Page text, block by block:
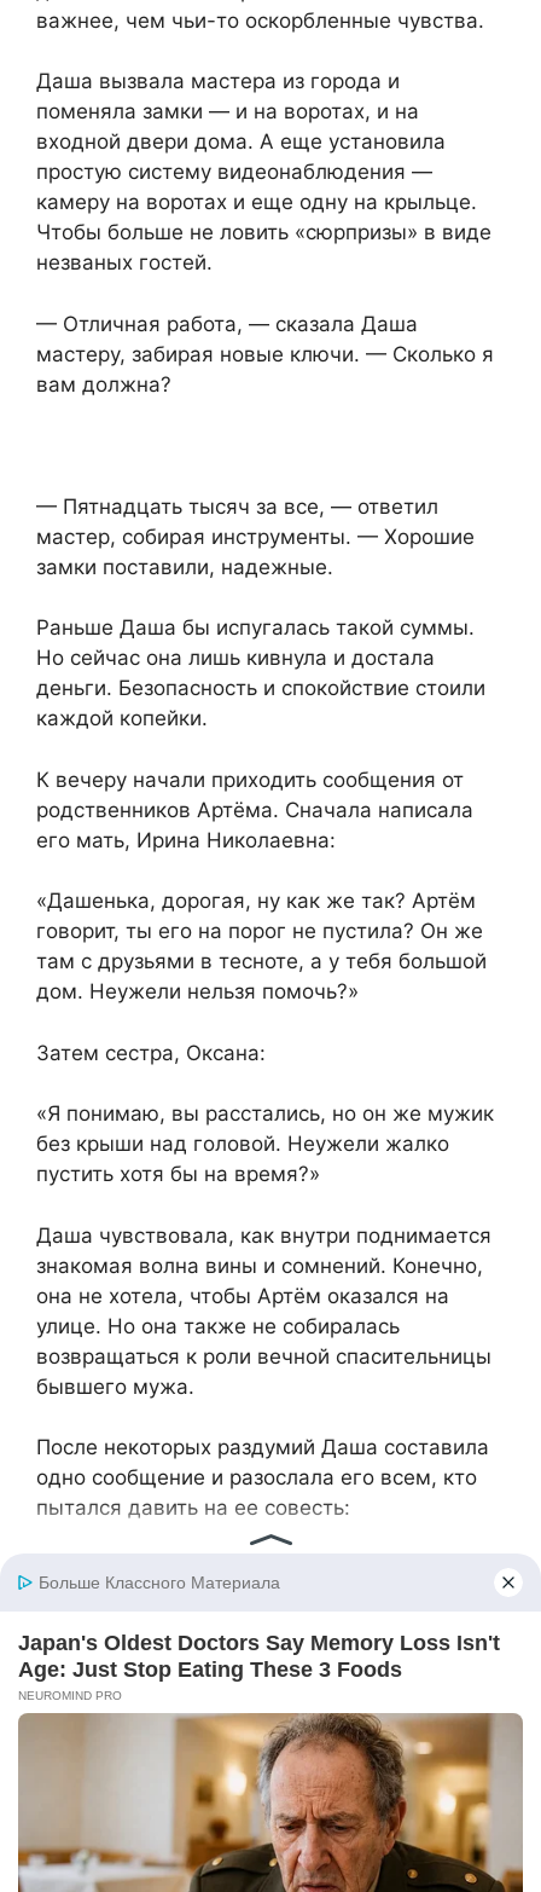
важнее, чем чьи-то оскорбленные чувства.
Даша вызвала мастера из города и
поменяла замки — и на воротах, и на
входной двери дома. А еще установила
простую систему видеонаблюдения —
камеру на воротах и еще одну на крыльце.
Чтобы больше не ловить «сюрпризы» в виде
незваных гостей.
— Отличная работа, — сказала Даша
мастеру, забирая новые ключи. — Сколько я
вам должна?
— Пятнадцать тысяч за все, — ответил
мастер, собирая инструменты. — Хорошие
замки поставили, надежные.
Раньше Даша бы испугалась такой суммы.
Но сейчас она лишь кивнула и достала
деньги. Безопасность и спокойствие стоили
каждой копейки.
К вечеру начали приходить сообщения от
родственников Артёма. Сначала написала
его мать, Ирина Николаевна:
«Дашенька, дорогая, ну как же так? Артём
говорит, ты его на порог не пустила? Он же
там с друзьями в тесноте, а у тебя большой
дом. Неужели нельзя помочь?»
Затем сестра, Оксана:
«Я понимаю, вы расстались, но он же мужик
без крыши над головой. Неужели жалко
пустить хотя бы на время?»
Даша чувствовала, как внутри поднимается
знакомая волна вины и сомнений. Конечно,
она не хотела, чтобы Артём оказался на
улице. Но она также не собиралась
возвращаться к роли вечной спасительницы
бывшего мужа.
После некоторых раздумий Даша составила
одно сообщение и разослала его всем, кто
пытался давить на ее совесть:
жильё, как делают нормальные взрослые
После этого Даша поставила телефон на
беззвучный режим и пошла играть с
Марсиком во дворе. Пес радостно носился за
мячиком, а Даша наслаждалась теплым
вечером и чувством спокойной уверенности.
Постепенно звонки и сообщения стали реже.